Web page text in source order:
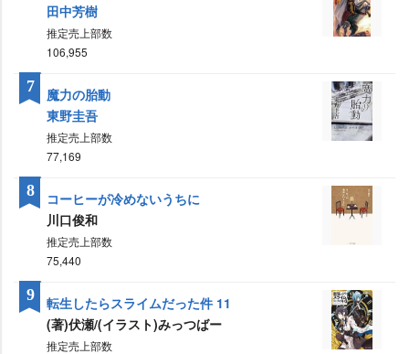
田中芳樹
推定売上部数
106,955
魔力の胎動
東野圭吾
推定売上部数
77,169
7
コーヒーが冷めないうちに
川口俊和
推定売上部数
75,440
8
転生したらスライムだった件 11
(著)伏瀬/(イラスト)みっつばー
推定売上部数
9